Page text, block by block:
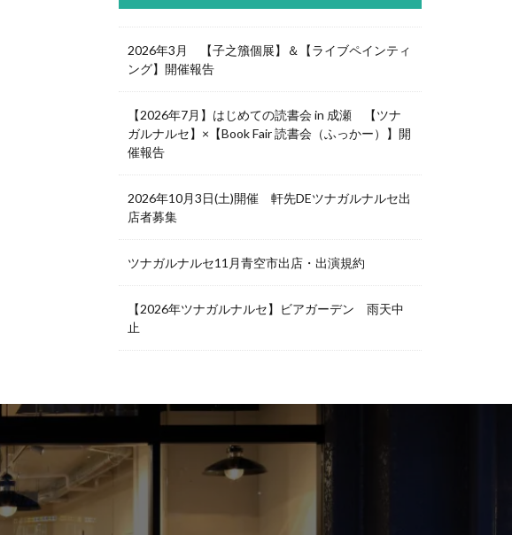
2026年3月 【子之籏個展】＆【ライブペインティ
ング】開催報告
【2026年7月】はじめての読書会 in 成瀬 【ツナ
ガルナルセ】×【Book Fair 読書会（ふっかー）】開
催報告
2026年10月3日(土)開催 軒先DEツナガルナルセ出
店者募集
ツナガルナルセ11月青空市出店・出演規約
【2026年ツナガルナルセ】ビアガーデン 雨天中
止